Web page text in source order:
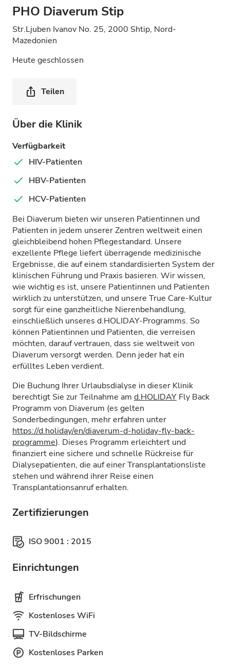
PHO Diaverum Stip
Str.Ljuben Ivanov No. 25, 2000 Shtip, Nord-
Mazedonien
Heute geschlossen
Teilen
Über die Klinik
Verfügbarkeit
HIV-Patienten
HBV-Patienten
HCV-Patienten
Bei Diaverum bieten wir unseren Patientinnen und
Patienten in jedem unserer Zentren weltweit einen
gleichbleibend hohen Pflegestandard. Unsere
exzellente Pflege liefert überragende medizinische
Ergebnisse, die auf einem standardisierten System der
klinischen Führung und Praxis basieren. Wir wissen,
wie wichtig es ist, unsere Patientinnen und Patienten
wirklich zu unterstützen, und unsere True Care-Kultur
sorgt für eine ganzheitliche Nierenbehandlung,
einschließlich unseres d.HOLIDAY-Programms. So
können Patientinnen und Patienten, die verreisen
möchten, darauf vertrauen, dass sie weltweit von
Diaverum versorgt werden. Denn jeder hat ein
erfülltes Leben verdient.
Die Buchung Ihrer Urlaubsdialyse in dieser Klinik
berechtigt Sie zur Teilnahme am d.HOLIDAY Fly Back
Programm von Diaverum (es gelten
Sonderbedingungen, mehr erfahren unter
https://d.holiday/en/diaverum-d-holiday-fly-back-
programme). Dieses Programm erleichtert und
finanziert eine sichere und schnelle Rückreise für
Dialysepatienten, die auf einer Transplantationsliste
stehen und während ihrer Reise einen
Transplantationsanruf erhalten.
Zertifizierungen
ISO 9001 : 2015
Einrichtungen
Erfrischungen
Kostenloses WiFi
TV-Bildschirme
Kostenloses Parken